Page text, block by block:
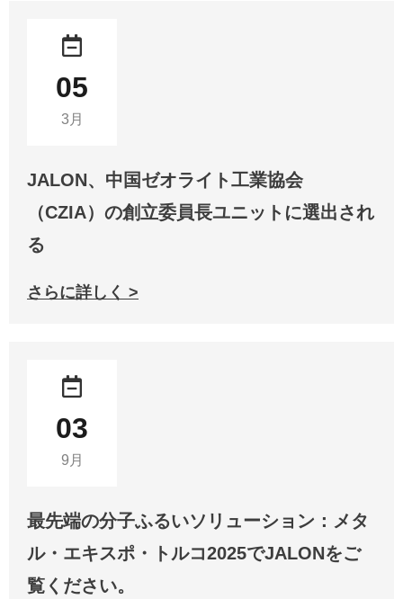
05
3月
JALON、中国ゼオライト工業協会
（CZIA）の創立委員長ユニットに選出され
る
さらに詳しく >
03
9月
最先端の分子ふるいソリューション：メタ
ル・エキスポ・トルコ2025でJALONをご
覧ください。